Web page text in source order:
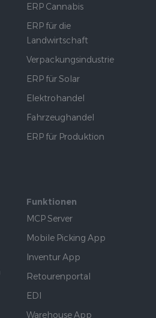
ERP Cannabis
ERP für die
Landwirtschaft
Verpackungsindustrie
ERP für Solar
Elektrohandel
Fahrzeughandel
ERP für Produktion
Funktionen
MCP Server
Mobile Picking App
Inventur App
Retourenportal
EDI
Warehouse App